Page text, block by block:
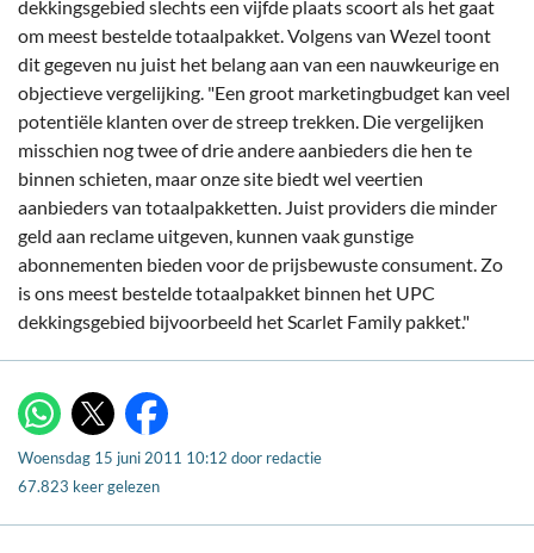
dekkingsgebied slechts een vijfde plaats scoort als het gaat
om meest bestelde totaalpakket. Volgens van Wezel toont
dit gegeven nu juist het belang aan van een nauwkeurige en
objectieve vergelijking. "Een groot marketingbudget kan veel
potentiële klanten over de streep trekken. Die vergelijken
misschien nog twee of drie andere aanbieders die hen te
binnen schieten, maar onze site biedt wel veertien
aanbieders van totaalpakketten. Juist providers die minder
geld aan reclame uitgeven, kunnen vaak gunstige
abonnementen bieden voor de prijsbewuste consument. Zo
is ons meest bestelde totaalpakket binnen het UPC
dekkingsgebied bijvoorbeeld het Scarlet Family pakket."
WhatsApp Facebook
Woensdag 15 juni 2011 10:12 door redactie
67.823 keer gelezen